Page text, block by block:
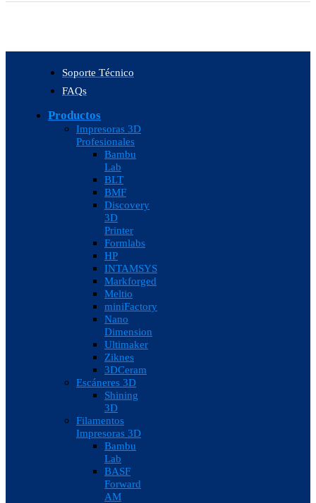
Soporte Técnico
FAQs
Productos
Impresoras 3D
Profesionales
Bambu
Lab
BLT
BMF
Discovery
3D
Printer
Formlabs
HP
INTAMSYS
Markforged
Meltio
miniFactory
Nano
Dimension
Ultimaker
Ziknes
3DCeram
Escáneres 3D
Shining
3D
Filamentos
Impresoras 3D
Bambu
Lab
BASF
Forward
AM